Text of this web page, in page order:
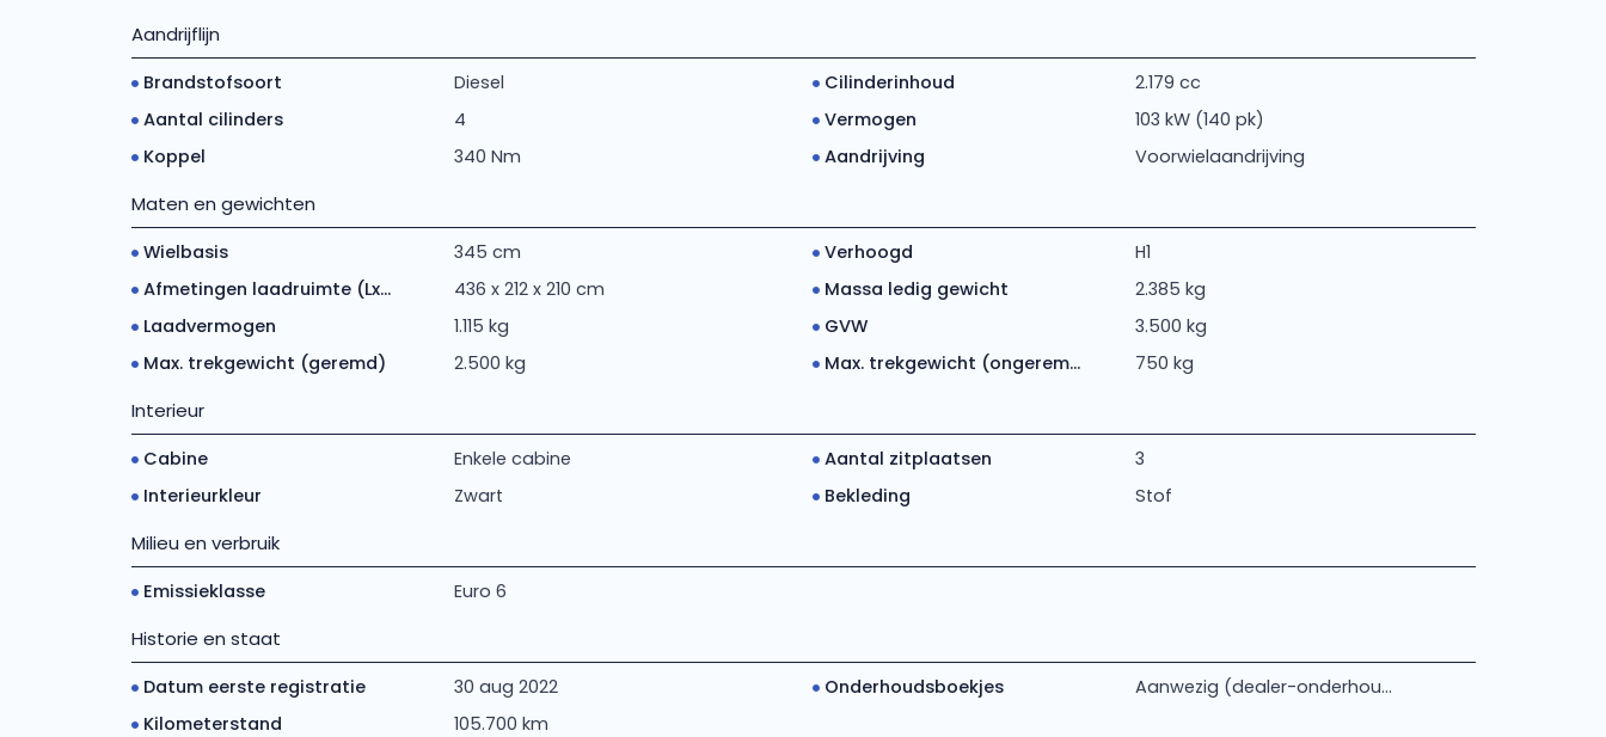
Aandrijflijn
Brandstofsoort Diesel Cilinderinhoud
2.179 cc
Aantal cilinders
4 Vermogen
103 kW (140 pk)
Koppel
340 Nm Aandrijving Voorwielaandrijving
Maten en gewichten
Wielbasis 345 cm Verhoogd
H1
Afmetingen laadruimte (Lx...
436 x 212 x 210 cm Massa ledig gewicht
2.385 kg
Laadvermogen
1.115 kg GVW
3.500 kg
Max. trekgewicht (geremd)
2.500 kg Max. trekgewicht (ongerem... 750 kg
Interieur
Cabine Enkele cabine Aantal zitplaatsen
3
Interieurkleur
Zwart Bekleding Stof
Milieu en verbruik
Emissieklasse Euro 6
Historie en staat
Datum eerste registratie 30 aug 2022 Onderhoudsboekjes
Aanwezig (dealer-onderhou...
Kilometerstand
105.700 km